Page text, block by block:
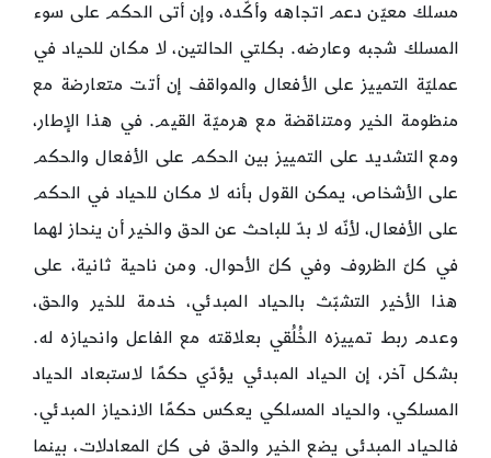
مسلك معيّن دعم اتجاهه وأكّده، وإن أتى الحكم على سوء
المسلك شجبه وعارضه. بكلتي الحالتين، لا مكان للحياد في
عمليّة التمييز على الأفعال والمواقف إن أتت متعارضة مع
منظومة الخير ومتناقضة مع هرميّة القيم. في هذا الإطار،
ومع التشديد على التمييز بين الحكم على الأفعال والحكم
على الأشخاص، يمكن القول بأنه لا مكان للحياد في الحكم
على الأفعال، لأنّه لا بدّ للباحث عن الحق والخير أن ينحاز لهما
في كلّ الظروف وفي كلّ الأحوال. ومن ناحية ثانية، على
هذا الأخير التشبّث بالحياد المبدئي، خدمة للخير والحق،
وعدم ربط تمييزه الخُلُقي بعلاقته مع الفاعل وانحيازه له.
بشكل آخر، إن الحياد المبدئي يؤدّي حكمًا لاستبعاد الحياد
المسلكي، والحياد المسلكي يعكس حكمًا الانحياز المبدئي.
فالحياد المبدئي يضع الخير والحق في كلّ المعادلات، بينما